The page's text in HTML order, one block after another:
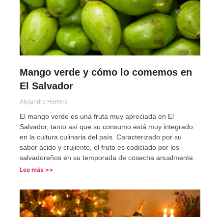
Mango verde y cómo lo comemos en
El Salvador
Alejandro Herrera
El mango verde es una fruta muy apreciada en El
Salvador, tanto así que su consumo está muy integrado
en la cultura culinaria del país. Caracterizado por su
sabor ácido y crujiente, el fruto es codiciado por los
salvadoreños en su temporada de cosecha anualmente.
Lee más >>